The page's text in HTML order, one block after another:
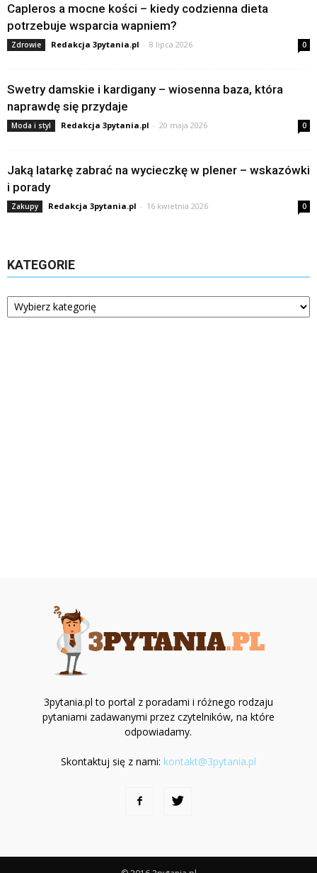
Capleros a mocne kości – kiedy codzienna dieta
potrzebuje wsparcia wapniem?
Zdrowie Redakcja 3pytania.pl - 8 lipca 2026 0
Swetry damskie i kardigany – wiosenna baza, która
naprawdę się przydaje
Moda i styl Redakcja 3pytania.pl - 20 maja 2026 0
Jaką latarkę zabrać na wycieczkę w plener – wskazówki
i porady
Zakupy Redakcja 3pytania.pl - 16 kwietnia 2026 0
KATEGORIE
Kategorie
3pytania.pl to portal z poradami i różnego rodzaju
pytaniami zadawanymi przez czytelników, na które
odpowiadamy.
Skontaktuj się z nami: kontakt@3pytania.pl